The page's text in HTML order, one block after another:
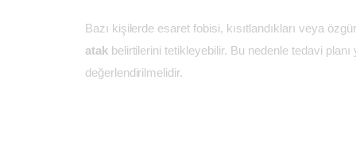
Bazı kişilerde esaret fobisi, kısıtlandıkları veya
atakbelirtilerini tetikleyebilir. Bu nedenle tedavi planı
değerlendirilmelidir.